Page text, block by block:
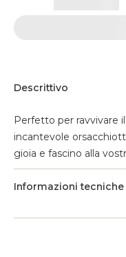
Descrittivo
Perfetto per ravvivare
incantevole
gioia e fascino alla
Informazioni tecniche